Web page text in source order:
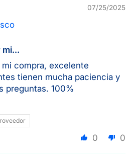
07/25/2025
compra, excelente
tienen mucha paciencia y
preguntas. 100%
0 0